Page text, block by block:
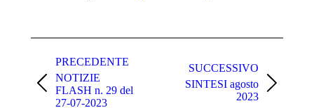
post
PRECEDENTE
Post
precedente:
NOTIZIE
FLASH n. 29 del
27-07-2023
SUCCESSIVO
Prossimo
SINTESI agosto
2023